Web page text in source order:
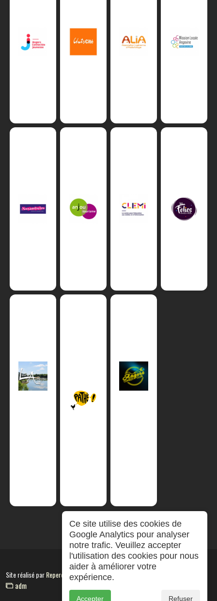
Site réalisé parRepereCom
adm
Ce site utilise des cookies de
Google Analytics pour analyser
notre trafic. Veuillez accepter
l'utilisation des cookies pour nous
aider à améliorer votre
expérience.
Accepter Refuser